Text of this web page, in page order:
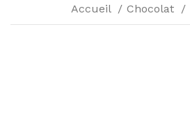
Accueil Chocolat